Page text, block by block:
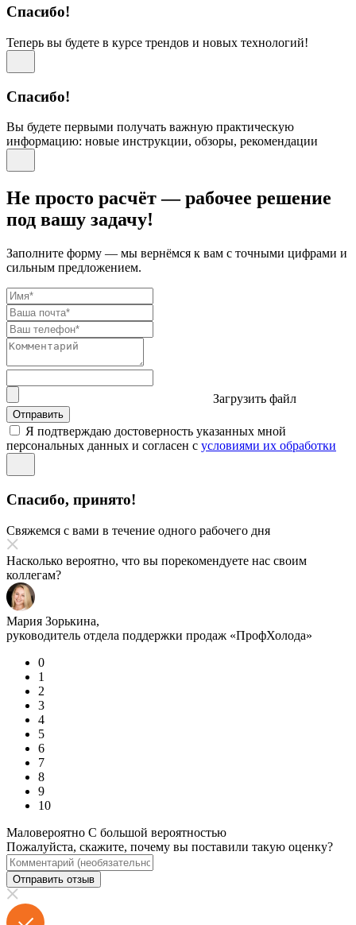
Спасибо!
Теперь вы будете в курсе трендов и новых технологий!
Спасибо!
Вы будете первыми получать важную практическую
информацию: новые инструкции, обзоры, рекомендации
Не просто расчёт — рабочее решение
под вашу задачу!
Заполните форму — мы вернёмся к вам с точными цифрами и
сильным предложением.
Загрузить файл
Отправить
Я подтверждаю достоверность указанных мной
персональных данных и согласен с условиями их обработки
Спасибо, принято!
Свяжемся с вами в течение одного рабочего дня
Насколько вероятно, что вы порекомендуете нас своим
коллегам?
Мария Зорькина,
руководитель отдела поддержки продаж «ПрофХолода»
0
1
2
3
4
5
6
7
8
9
10
Маловероятно С большой вероятностью
Пожалуйста, скажите, почему вы поставили такую оценку?
Отправить отзыв